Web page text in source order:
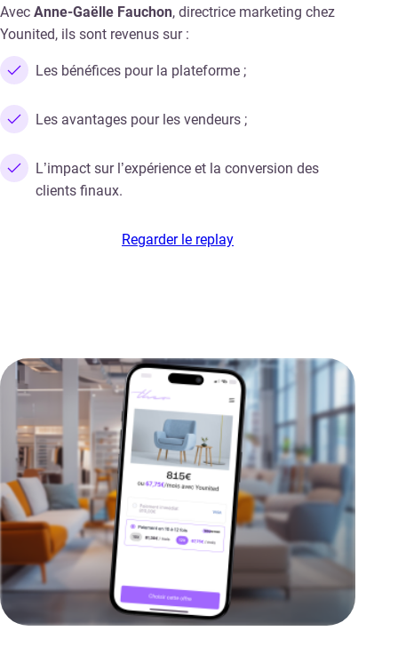
Avec Anne-Gaëlle Fauchon, directrice marketing chez
Younited, ils sont revenus sur :
Les bénéfices pour la plateforme ;
Les avantages pour les vendeurs ;
L’impact sur l’expérience et la conversion des
clients finaux.
Regarder le replay